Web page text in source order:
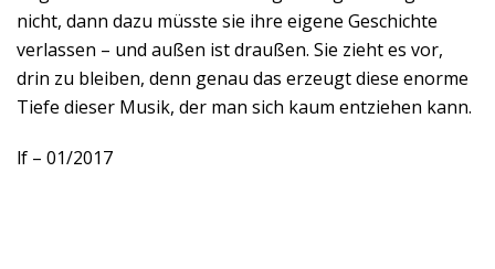
nicht, dann dazu müsste sie ihre eigene Geschichte
verlassen – und außen ist draußen. Sie zieht es vor,
drin zu bleiben, denn genau das erzeugt diese enorme
Tiefe dieser Musik, der man sich kaum entziehen kann.
lf – 01/2017